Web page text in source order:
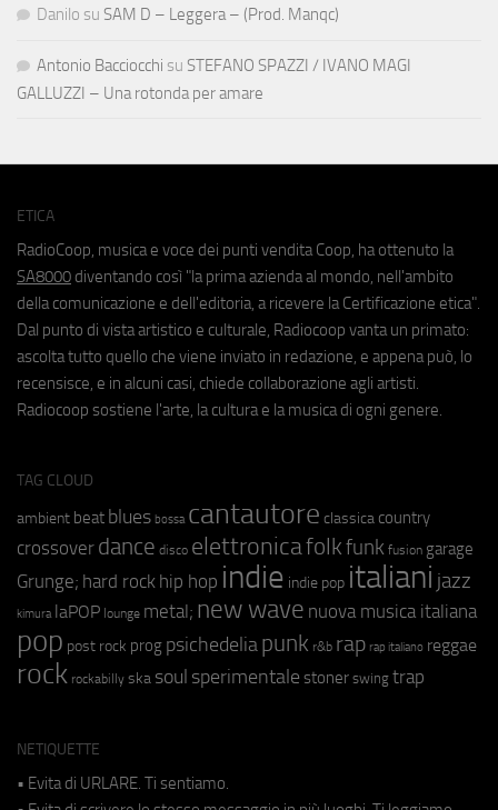
Danilo su SAM D – Leggera – (Prod. Manqc)
Antonio Bacciocchi su STEFANO SPAZZI / IVANO MAGI
GALLUZZI – Una rotonda per amare
ETICA
RadioCoop, musica e voce dei punti vendita Coop, ha ottenuto la
SA8000 diventando così "la prima azienda al mondo, nell'ambito
della comunicazione e dell'editoria, a ricevere la Certificazione etica".
Dal punto di vista artistico e culturale, Radiocoop vanta un primato:
ascolta tutto quello che viene inviato in redazione, e appena può, lo
recensisce, e in alcuni casi, chiede collaborazione agli artisti.
Radiocoop sostiene l'arte, la cultura e la musica di ogni genere.
TAG CLOUD
ambient beat blues bossa cantautore classica country
crossover dance disco elettronicafolkfunk fusion garage
Grunge; hard rock hip hop indie indie pop italiani jazz
kimura laPOP lounge metal; new wave nuova musica italiana
pop post rock prog psichedeliapunk r&b rap rap italiano reggae
rock rockabilly ska soul sperimentale stoner swing trap
NETIQUETTE
• Evita di URLARE. Ti sentiamo.